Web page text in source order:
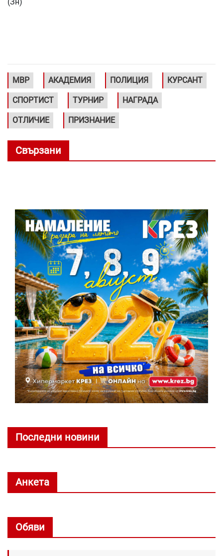
МВР АКАДЕМИЯ ПОЛИЦИЯ КУРСАНТ
СПОРТИСТ ТУРНИР НАГРАДА
ОТЛИЧИЕ ПРИЗНАНИЕ
Свързани
Последни новини
Анкета
Обяви